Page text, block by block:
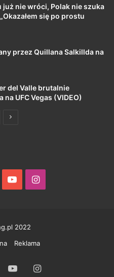
już nie wróci, Polak nie szuka
się po prostu
przez Quillana Salkillda na
del Valle brutalnie
UFC Vegas (VIDEO)
Następna
YouTubeInstagram
2022
Reklama
YouTubeInstagram